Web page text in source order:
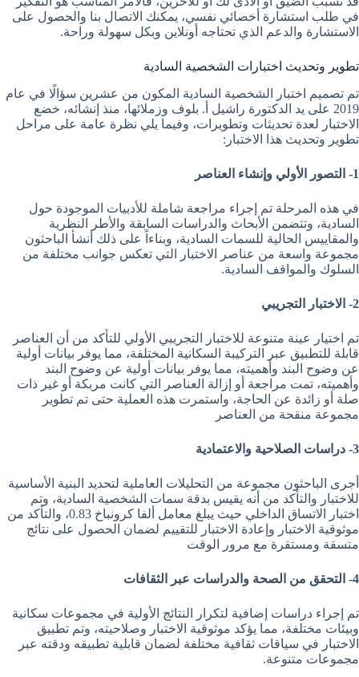
في طلب استشارة أخصائي نفسي، يمكنك الاتصال بنا والحصول على
الاستشارة والدعم الذي تحتاجه أونلاين وبكل سهولة وراحة.
تطوير وتحديث اختبارات الشخصية السادية
تم تصميم اختبار الشخصية السادية المكون من عشرين سؤالًا في عام
2019 على يد الدكتورة راشيل أ. بلوف وزملائها، منذ إنشائه، خضع
الاختبار لعدة تحديثات وتطويرات، وفيما يلي نظرة عامة على مراحل
تطوير وتحديث هذا الاختبار:
1- التصور الأولي وإنشاء العناصر
في هذه المرحلة تم إجراء مراجعة شاملة للأدبيات الموجودة حول
السادية، وتتضمن الأبحاث والدراسات السابقة والأطر النظرية
والمقاييس الحالية للسمات السادية، وبناءاً على ذلك أنشأ الباحثون
مجموعة واسعة من عناصر الاختبار التي تعكس جوانب مختلفة من
السلوك والمواقف السادية.
2- الاختبار التجريبي
تم اختيار عينة متنوعة للاختبار التجريبي الأولي للتأكد من أن العناصر
قابلة للتطبيق عبر التركيبة السكانية المختلفة، مما يوفر بيانات أولية
عن وضوح البند وأهميته، مما يوفر بيانات أولية عن وضوح البند
وأهميته، تمت مراجعة أو إزالة العناصر التي كانت مربكة أو غير ذات
صلة أو زائدة عن الحاجة، واستمرت هذه العملية حتى تم تطوير
مجموعة منقحة من العناصر
3- دراسات الصلاحية والاعتمادية
أجرى الباحثون مجموعة من التحليلات العاملية لتحديد البنية الأساسية
للاختبار والتأكد من أنه يقيس بدقة سمات الشخصية السادية، وتم
اختبار الاتساق الداخلي حيث يبلغ معامل ألفا كرونباخ 0.83، والتأكد من
موثوقية الاختبار وإعادة الاختبار للتقييم لضمان الحصول على نتائج
متسقة ومستقرة مع مرور الوقت
4- التحقق من الصحة والدراسات عبر الثقافات
تم إجراء دراسات إضافية لتكرار النتائج الأولية في مجموعات سكانية
وبيئات مختلفة، مما يؤكد موثوقية الاختبار وصلاحيته، وتم تطبيق
الاختبار في سياقات ثقافية مختلفة لضمان قابلية تطبيقه ودقته عبر
مجموعات متنوعة.